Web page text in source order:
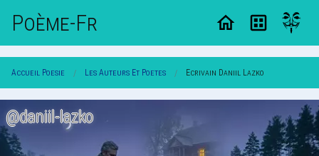
Poème-Fr
Accueil Poesie Les Auteurs Et Poetes Ecrivain Daniil Lazko
@daniil-lazko